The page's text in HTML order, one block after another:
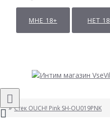
МНЕ 18+ НЕТ 18
Стек OUCH! Pink SH-OU019PNK